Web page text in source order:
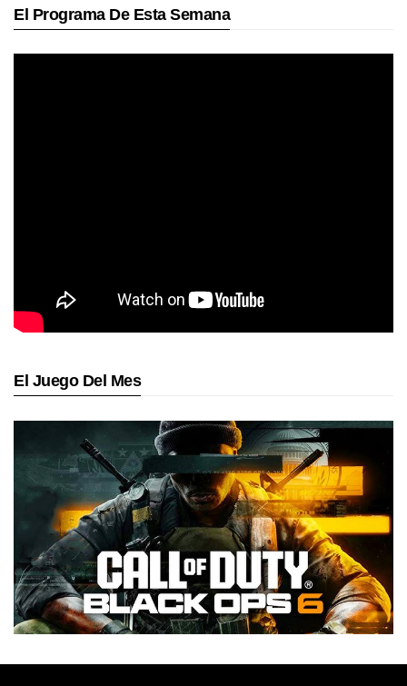
El Programa De Esta Semana
El Juego Del Mes